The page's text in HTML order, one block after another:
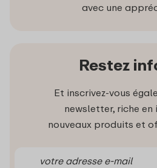
avec une
Restez
Et inscrivez-vous
newsletter, riche
nouveaux produits et